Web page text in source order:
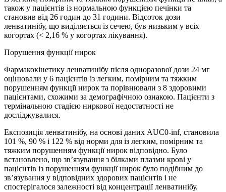
також у пацієнтів із нормальною функцією печінки та
становив від 26 годин до 31 години. Відсоток дози
ленватинібу, що виділяється із сечею, був низьким у всіх
когортах (< 2,16 % у когортах лікування).
Порушення функції нирок
Фармакокінетику ленватинібу після одноразової дози 24 мг
оцінювали у 6 пацієнтів із легким, помірним та тяжким
порушенням функції нирок та порівнювали з 8 здоровими
пацієнтами, схожими за демографічною ознакою. Пацієнти з
термінальною стадією ниркової недостатності не
досліджувалися.
Експозиція ленватинібу, на основі даних AUC0-inf, становила
101 %, 90 % і 122 % від норми для із легким, помірним та
тяжким порушенням функції нирок відповідно. Було
встановлено, що зв’язування з білками плазми крові у
пацієнтів із порушенням функції нирок було подібним до
зв’язування у відповідних здорових пацієнтів і не
спостерігалося залежності від концентрації ленватинібу.